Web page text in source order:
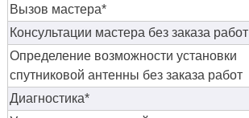
Вызов мастера*
Консультации мастера без заказа работ
Определение возможности установки
спутниковой антенны без заказа работ
Диагностика*